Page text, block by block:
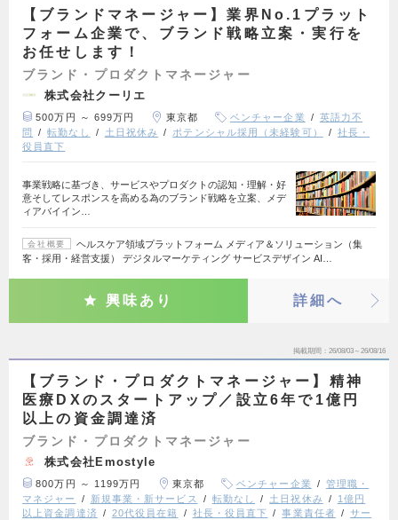
【ブランドマネージャー】業界No.1プラット
フォーム企業で、ブランド戦略立案・実行を
お任せします！
ブランド・プロダクトマネージャー
株式会社クーリエ
500万円 ～ 699万円 東京都 ベンチャー企業
英語力不
問
転勤なし 土日祝休み ポテンシャル採用（未経験可）
社長・
役員直下
事業戦略に基づき、サービスやプロダクトの認知・理解・好
意そしてレスポンスを高める為のブランド戦略を立案、メデ
ィアバイイン…
会社概要
ヘルスケア領域プラットフォーム メディア＆ソリューション（集
客・採用・経営支援） デジタルマーケティング サービスデザイン AI…
興味あり 詳細へ
掲載期間 26/08/03～26/08/16
【ブランド・プロダクトマネージャー】精神
医療DXのスタートアップ／設立6年で1億円
以上の資金調達済
ブランド・プロダクトマネージャー
株式会社Emostyle
800万円 ～ 1199万円 東京都 ベンチャー企業
管理職・
マネジャー
新規事業・新サービス 転勤なし 土日祝休み
1億円
以上資金調達済
20代役員在籍 社長・役員直下 事業責任者
サー